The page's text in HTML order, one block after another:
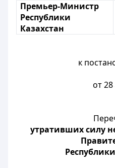
Премьер-Министр
Республики
Казахстан
к
от
утративших силу